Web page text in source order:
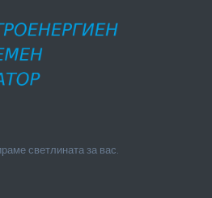
светлината за вас.